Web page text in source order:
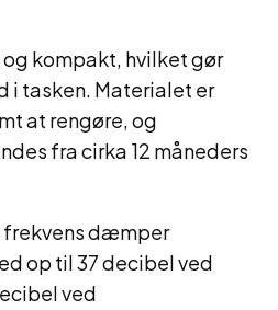
kompakt, hvilket gør
i tasken. Materialet er
at rengøre, og
fra cirka 12 måneders
dæmper
op til 37 decibel ved
ved